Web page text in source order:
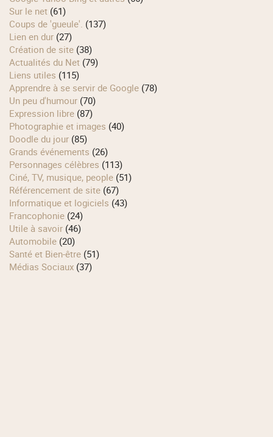
Sur le net (61)
Coups de 'gueule'. (137)
Lien en dur (27)
Création de site (38)
Actualités du Net (79)
Liens utiles (115)
Apprendre à se servir de Google (78)
Un peu d'humour (70)
Expression libre (87)
Photographie et images (40)
Doodle du jour (85)
Grands événements (26)
Personnages célèbres (113)
Ciné, TV, musique, people (51)
Référencement de site (67)
Informatique et logiciels (43)
Francophonie (24)
Utile à savoir (46)
Automobile (20)
Santé et Bien-être (51)
Médias Sociaux (37)